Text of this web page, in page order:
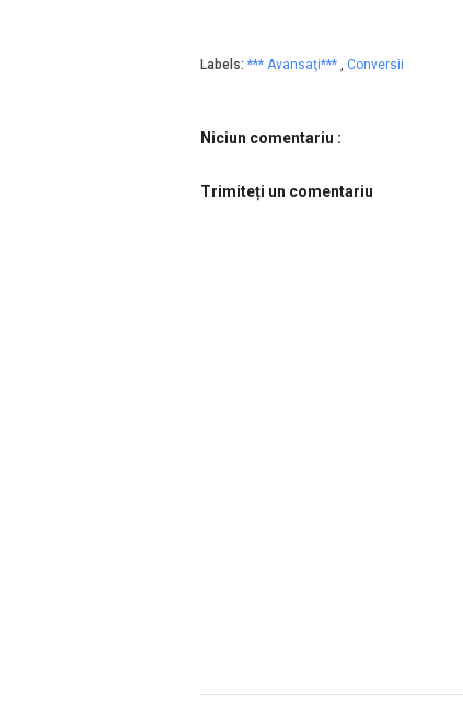
Labels: *** Avansaţi*** , Conversii
Niciun comentariu :
Trimiteți un comentariu